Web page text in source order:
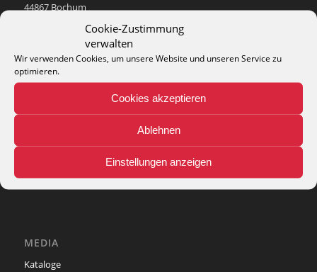
Cookie-Zustimmung
verwalten
Wir verwenden Cookies, um unsere Website und unseren Service zu
optimieren.
Cookies akzeptieren
Ablehnen
Einstellungen anzeigen
44867 Bochum
phone: + 49 (2327) 3083 - 20
info@theko-collection.com
INFO
MEDIA
Kataloge